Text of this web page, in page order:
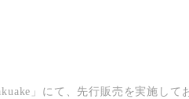
」にて、先行販売を実施して